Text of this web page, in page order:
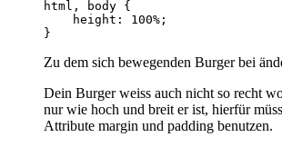
}
Zu dem sich bewegenden Burger bei
Dein Burger weiss auch nicht so recht
nur wie hoch und breit er ist, hierfür
Attribute margin und padding benutzen.